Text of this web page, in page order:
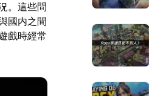
。這些問
國内之間
戲時經常